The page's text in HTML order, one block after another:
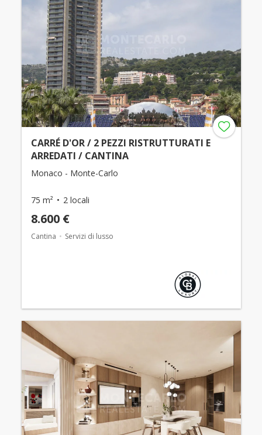
CARRÉ D'OR / 2 PEZZI RISTRUTTURATI E
ARREDATI / CANTINA
Monaco - Monte-Carlo
75 m² 2 locali
8.600 €
Cantina Servizi di lusso